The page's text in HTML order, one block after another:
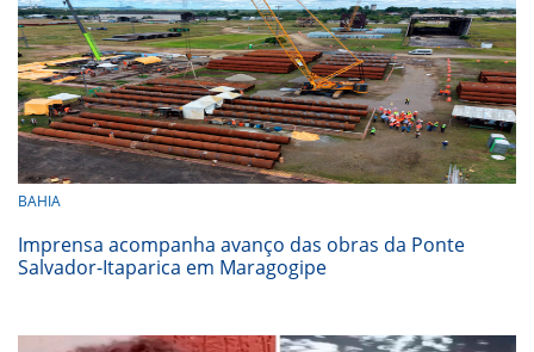
BAHIA
Imprensa acompanha avanço das obras da Ponte
Salvador-Itaparica em Maragogipe